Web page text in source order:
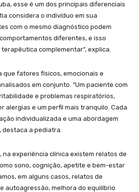
esse é um dos principais diferenciais
considera o indivíduo em sua
com o mesmo diagnóstico podem
diferentes, e isso
complementar”, explica.
que fatores físicos, emocionais e
em conjunto. “Um paciente com
e problemas respiratórios,
alergias e um perfil mais tranquilo. Cada
individualizada e uma abordagem
destaca a pediatra.
na experiência clínica existem relatos de
sono, cognição, apetite e bem-estar
em alguns casos, relatos de
autoagressão, melhora do equilíbrio